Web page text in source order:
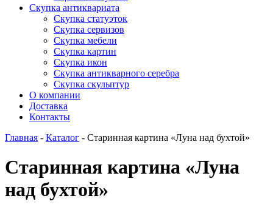
Скупка антиквариата
Скупка статуэток
Скупка сервизов
Скупка мебели
Скупка картин
Скупка икон
Скупка антикварного серебра
Скупка скульптур
О компании
Доставка
Контакты
Главная - Каталог - Старинная картина «Луна над бухтой»
Старинная картина «Луна
над бухтой»